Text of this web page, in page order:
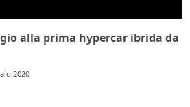
alla prima hypercar ibrida da
2020